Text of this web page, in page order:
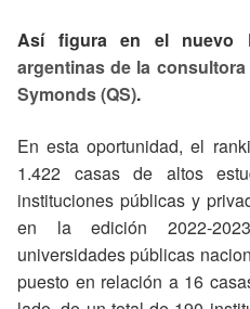
Así figura en el nuevo
argentinas de la
Symonds (QS).
En esta oportunidad, el
1.422 casas de altos
instituciones públicas y
en la edición 2022-
universidades públicas
puesto en relación a 16